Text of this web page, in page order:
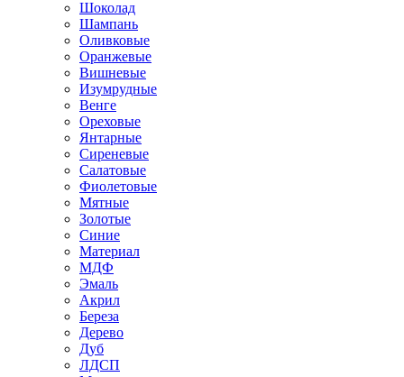
Шоколад
Шампань
Оливковые
Оранжевые
Вишневые
Изумрудные
Венге
Ореховые
Янтарные
Сиреневые
Салатовые
Фиолетовые
Мятные
Золотые
Синие
Материал
МДФ
Эмаль
Акрил
Береза
Дерево
Дуб
ЛДСП